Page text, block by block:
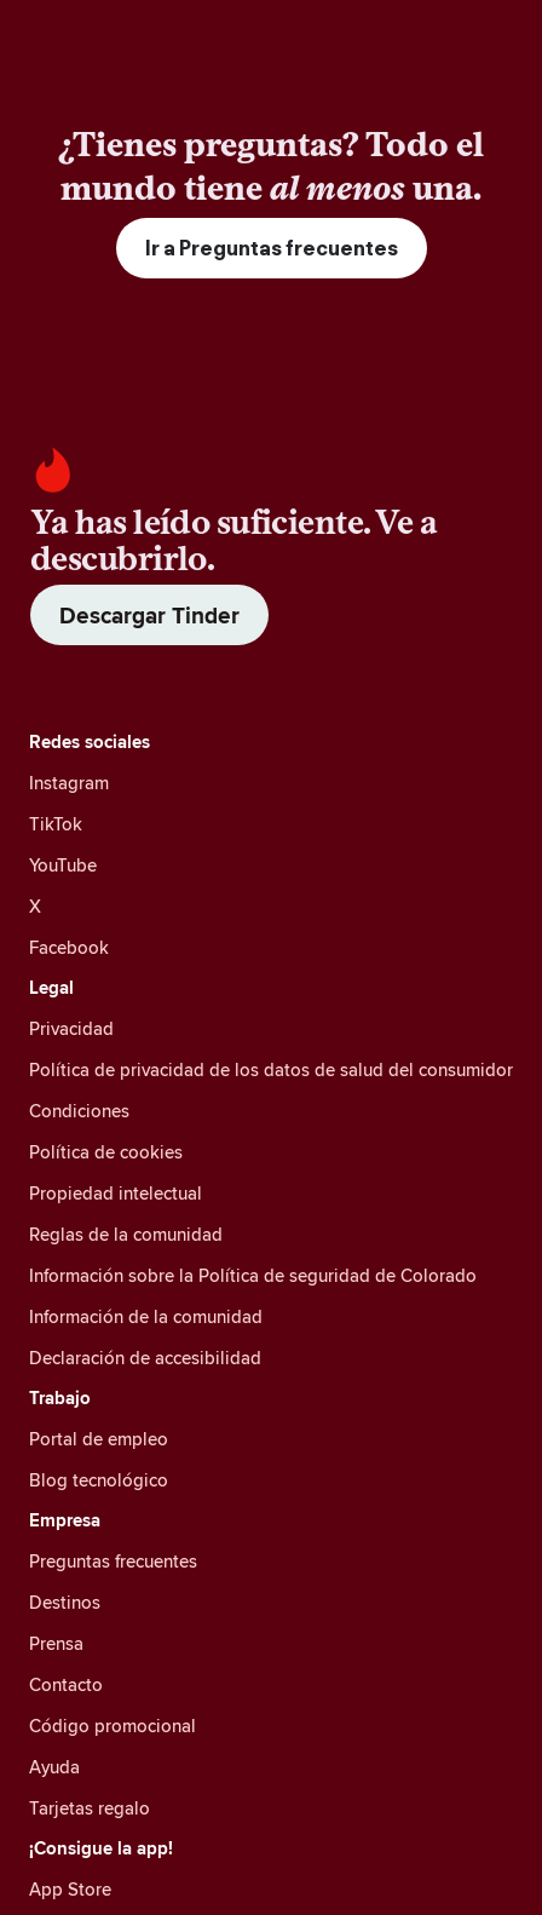
¿Tienes preguntas? Todo el
mundo tieneal menosuna.
Ir a Preguntas frecuentes
Ya has leído suficiente. Ve a
descubrirlo.
Descargar Tinder
Redes sociales
Instagram
TikTok
YouTube
X
Facebook
Legal
Privacidad
Política de privacidad de los datos de salud del consumidor
Condiciones
Política de cookies
Propiedad intelectual
Reglas de la comunidad
Información sobre la Política de seguridad de Colorado
Información de la comunidad
Declaración de accesibilidad
Trabajo
Portal de empleo
Blog tecnológico
Empresa
Preguntas frecuentes
Destinos
Prensa
Contacto
Código promocional
Ayuda
Tarjetas regalo
¡Consigue la app!
App Store